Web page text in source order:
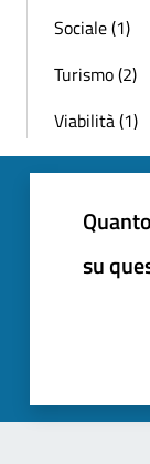
Sociale (1)
Turismo (2)
Viabilità (1)
su